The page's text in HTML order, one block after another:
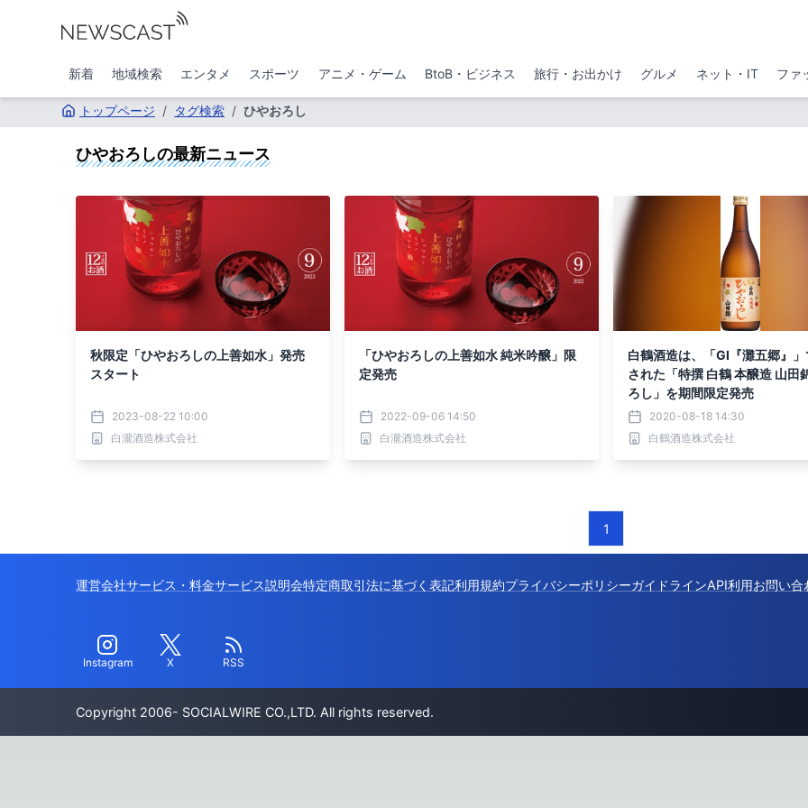
新着 地域検索 エンタメ スポーツ アニメ・ゲーム BtoB・ビジネス 旅行・お出かけ グルメ ネット・IT ファ
トップページ / タグ検索 / ひやおろし
ひやおろしの最新ニュース
秋限定「ひやおろしの上善如水」発売
スタート
2023-08-22 10:00
白瀧酒造株式会社
「ひやおろしの上善如水 純米吟醸」限
定発売
2022-09-06 14:50
白瀧酒造株式会社
白鶴酒造は、「GI『灘五郷』
された「特撰 白鶴 本醸造 山田
ろし」を期間限定発売
2020-08-18 14:30
白鶴酒造株式会社
1
運営会社サービス・料金サービス説明会特定商取引法に基づく表記利用規約プライバシーポリシーガイドラインAPI利用お問い合
Instagram X RSS
Copyright 2006- SOCIALWIRE CO.,LTD. All rights reserved.